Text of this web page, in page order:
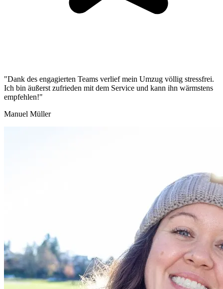
"Dank des engagierten Teams verlief mein Umzug völlig stressfrei.
Ich bin äußerst zufrieden mit dem Service und kann ihn wärmstens
empfehlen!"
Manuel Müller